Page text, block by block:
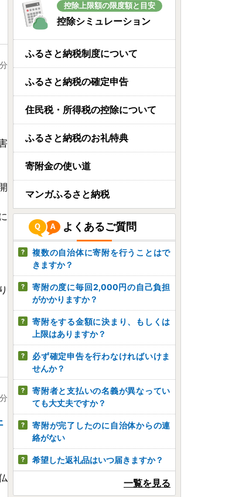
控除上限額の限度額と目安
控除シミュレーション
ふるさと納税制度について
ふるさと納税の確定申告
住民税・所得税の控除について
ふるさと納税のお礼特典
寄附金の使い道
マンガふるさと納税
よくあるご質問
複数の自治体に寄附を行うことはで
きますか？
寄附の度に毎回2,000円の自己負担
がかかりますか？
寄附をする金額に決まり、もしくは
上限はありますか？
必ず確定申告を行わなければいけま
せんか？
寄附者と支払いの名義が異なってい
ても大丈夫ですか？
寄附が完了したのに自治体からの連
絡がない
希望した返礼品はいつ届きますか？
一覧を見る